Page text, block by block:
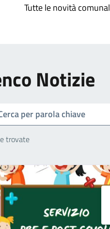
Tutte le novità
Notizie
trovate